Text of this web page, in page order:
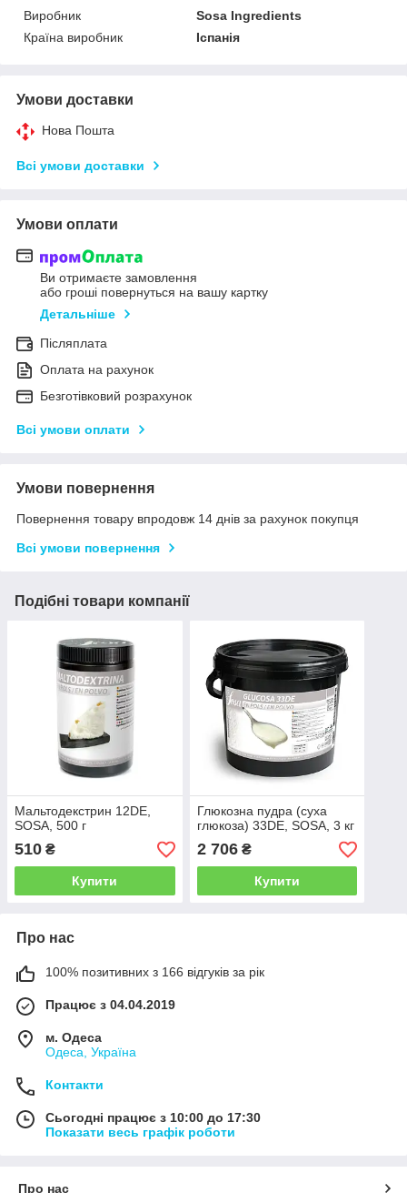
Виробник
Sosa Ingredients
Країна виробник
Іспанія
Умови доставки
Нова Пошта
Всі умови доставки
Умови оплати
Ви отримаєте замовлення
або гроші повернуться на вашу картку
Детальніше
Післяплата
Оплата на рахунок
Безготівковий розрахунок
Всі умови оплати
Умови повернення
Повернення товару впродовж 14 днів за рахунок покупця
Всі умови повернення
Подібні товари компанії
Мальтодекстрин 12DE,
SOSA, 500 г
510 ₴
Купити
Глюкозна пудра (суха
глюкоза) 33DE, SOSA, 3 кг
2 706₴
Купити
Про нас
100% позитивних з 166 відгуків за рік
Працює з 04.04.2019
м. Одеса
Одеса, Україна
Контакти
Сьогодні працює з 10:00 до 17:30
Показати весь графік роботи
Про нас